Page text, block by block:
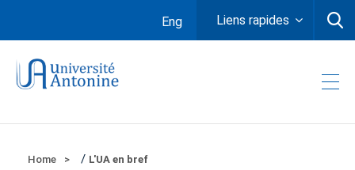
Eng Liens rapides
Home / L'UA en bref